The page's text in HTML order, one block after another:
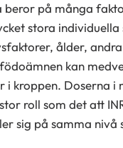
beror på många
stora individuella
ålder,
kan
i kroppen. Doserna i
roll som det att
sig på samma nivå